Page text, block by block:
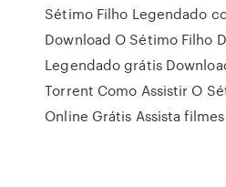
Sétimo Filho Legendado
Download O Sétimo Filho
Legendado grátis
Torrent Como Assistir O
Online Grátis Assista